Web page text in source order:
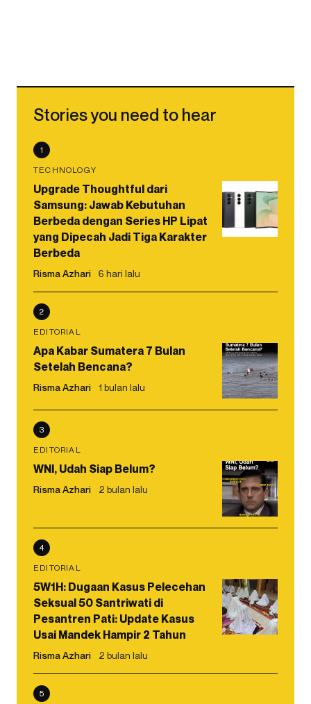
Stories you need to hear
1
TECHNOLOGY
Upgrade Thoughtful dari
Samsung: Jawab Kebutuhan
Berbeda dengan Series HP Lipat
yang Dipecah Jadi Tiga Karakter
Berbeda
Risma Azhari 6 hari lalu
2
EDITORIAL
Apa Kabar Sumatera 7 Bulan
Setelah Bencana?
Risma Azhari 1 bulan lalu
3
EDITORIAL
WNI, Udah Siap Belum?
Risma Azhari 2 bulan lalu
4
EDITORIAL
5W1H: Dugaan Kasus Pelecehan
Seksual 50 Santriwati di
Pesantren Pati: Update Kasus
Usai Mandek Hampir 2 Tahun
Risma Azhari 2 bulan lalu
5